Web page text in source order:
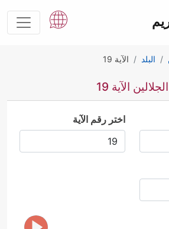
البلد الآية 19
الآية 19
اختر رقم الآية